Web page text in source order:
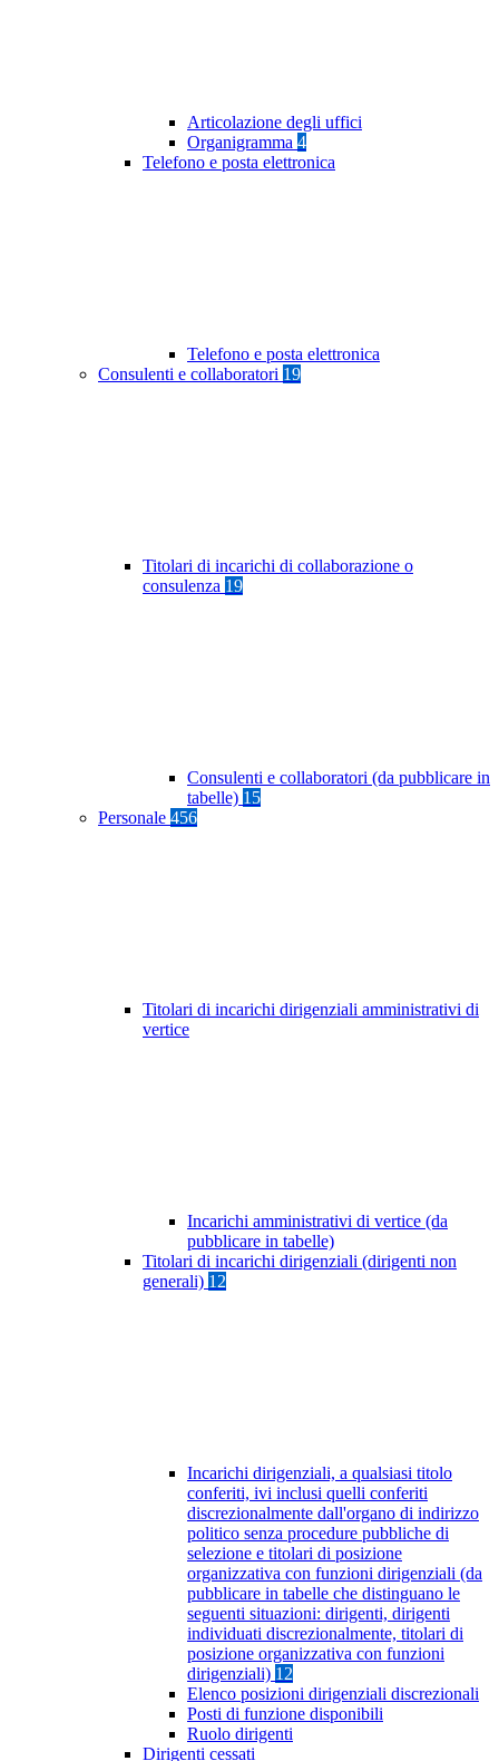
Articolazione degli uffici
Organigramma 4
Telefono e posta elettronica
Telefono e posta elettronica
Consulenti e collaboratori 19
Titolari di incarichi di collaborazione o
consulenza 19
Consulenti e collaboratori (da pubblicare in
tabelle) 15
Personale 456
Titolari di incarichi dirigenziali amministrativi di
vertice
Incarichi amministrativi di vertice (da
pubblicare in tabelle)
Titolari di incarichi dirigenziali (dirigenti non
generali) 12
Incarichi dirigenziali, a qualsiasi titolo
conferiti, ivi inclusi quelli conferiti
discrezionalmente dall'organo di indirizzo
politico senza procedure pubbliche di
selezione e titolari di posizione
organizzativa con funzioni dirigenziali (da
pubblicare in tabelle che distinguano le
seguenti situazioni: dirigenti, dirigenti
individuati discrezionalmente, titolari di
posizione organizzativa con funzioni
dirigenziali) 12
Elenco posizioni dirigenziali discrezionali
Posti di funzione disponibili
Ruolo dirigenti
Dirigenti cessati